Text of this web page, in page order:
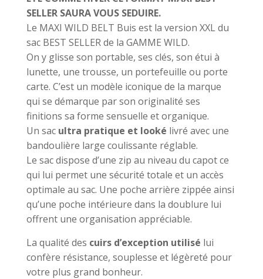
SELLER SAURA VOUS SEDUIRE.
Le MAXI WILD BELT Buis est la version XXL du
sac BEST SELLER de la GAMME WILD.
On y glisse son portable, ses clés, son étui à
lunette, une trousse, un portefeuille ou porte
carte. C’est un modèle iconique de la marque
qui se démarque par son originalité ses
finitions sa forme sensuelle et organique.
Un sac ultra pratique et looké livré avec une
bandoulière large coulissante réglable.
Le sac dispose d’une zip au niveau du capot ce
qui lui permet une sécurité totale et un accès
optimale au sac. Une poche arrière zippée ainsi
qu’une poche intérieure dans la doublure lui
offrent une organisation appréciable.
La qualité des cuirs d’exception utilisé lui
confère résistance, souplesse et légèreté pour
votre plus grand bonheur.